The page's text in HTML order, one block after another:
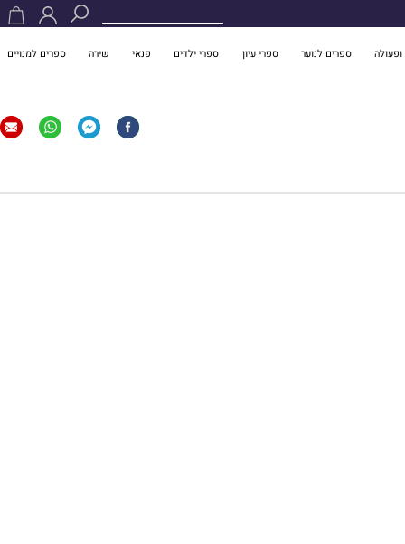
ספרים לנוער ספרי עיון ספרי ילדים פנאי שירה ספרים למנויים